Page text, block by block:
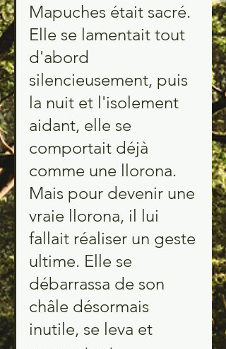
Mapuches était sacré.
Elle se lamentait tout
d'abord
silencieusement, puis
la nuit et l'isolement
aidant, elle se
comportait déjà
comme une llorona.
Mais pour devenir une
vraie llorona, il lui
fallait réaliser un geste
ultime. Elle se
débarrassa de son
châle désormais
inutile, se leva et